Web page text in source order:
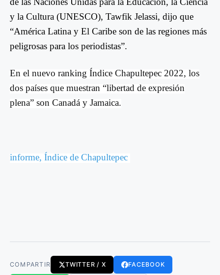
y la Cultura (UNESCO), Tawfik Jelassi, dijo que
“América Latina y El Caribe son de las regiones más
peligrosas para los periodistas”.
En el nuevo ranking Índice Chapultepec 2022, los
dos países que muestran “libertad de expresión
plena” son Canadá y Jamaica.
informe, Índice de Chapultepec
COMPARTIR TWITTER / X FACEBOOK